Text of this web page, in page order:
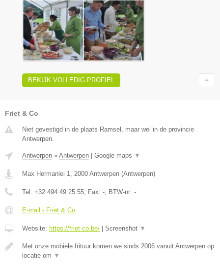
BEKIJK VOLLEDIG PROFIEL
Friet & Co
Niet gevestigd in de plaats Ramsel, maar wel in de provincie
Antwerpen.
Antwerpen » Antwerpen Google maps ▼
Max Hermanlei 1, 2000 Antwerpen (Antwerpen)
Tel: +32 494 49 25 55, Fax: -, BTW-nr: -
E-mail › Friet & Co
Website: https://friet-co.be/ Screenshot ▼
Met onze mobiele frituur komen we sinds 2006 vanuit Antwerpen op
locatie om ▼